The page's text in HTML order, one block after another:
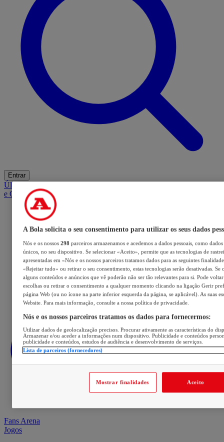
Entrar
ÚltimasMercadoOpiniãoiGaming HubA BOLA SUGEREBarba
e Cabelo
Fans Arena
Jogos
A Bola solicita o seu consentimento para utilizar os seus dados
Nós e os nossos 298 parceiros armazenamos e acedemos a dados pessoais, como
únicos, no seu dispositivo. Se selecionar «Aceito», permite que as tecnologias de
apresentadas em «Nós e os nossos parceiros tratamos dados para as seguintes
«Rejeitar tudo» ou retirar o seu consentimento, estas tecnologias serão desativadas. Se
alguns conteúdos e anúncios que vê poderão não ser tão relevantes para si. Pode voltar
escolhas ou retirar o consentimento a qualquer momento clicando na ligação Gerir
página Web (ou no ícone na parte inferior esquerda da página, se aplicável). As suas
Website. Para mais informação, consulte a nossa política de privacidade.
Nós e os nossos parceiros tratamos os dados para fornecermos:
Utilizar dados de geolocalização precisos. Procurar ativamente as características do
Armazenar e/ou aceder a informações num dispositivo. Publicidade e conteúdos
publicidade e conteúdos, estudos de audiência e desenvolvimento de serviços.
Lista de parceiros (fornecedores)
Mostrar finalidades Aceito